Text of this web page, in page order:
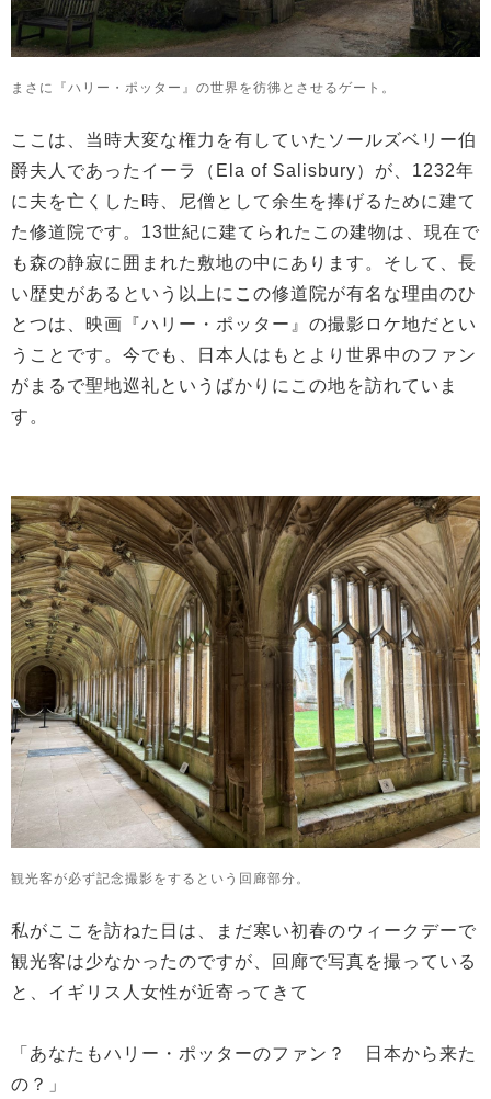
まさに『ハリー・ポッター』の世界を彷彿とさせるゲート。
ここは、当時大変な権力を有していたソールズベリー伯
爵夫人であったイーラ（Ela of Salisbury）が、1232年
に夫を亡くした時、尼僧として余生を捧げるために建て
た修道院です。13世紀に建てられたこの建物は、現在で
も森の静寂に囲まれた敷地の中にあります。そして、長
い歴史があるという以上にこの修道院が有名な理由のひ
とつは、映画『ハリー・ポッター』の撮影ロケ地だとい
うことです。今でも、日本人はもとより世界中のファン
がまるで聖地巡礼というばかりにこの地を訪れていま
す。
観光客が必ず記念撮影をするという回廊部分。
私がここを訪ねた日は、まだ寒い初春のウィークデーで
観光客は少なかったのですが、回廊で写真を撮っている
と、イギリス人女性が近寄ってきて
「あなたもハリー・ポッターのファン？ 日本から来た
の？」